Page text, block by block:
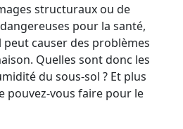
structuraux ou de
pour la santé,
peut causer des problèmes
Quelles sont donc les
du sous-sol ? Et plus
pouvez-vous faire pour le